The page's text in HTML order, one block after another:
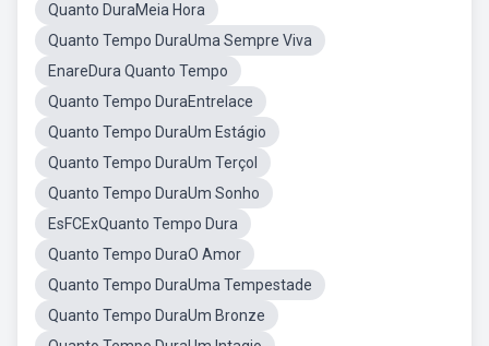
Quanto DuraMeia Hora
Quanto Tempo DuraUma Sempre Viva
EnareDura Quanto Tempo
Quanto Tempo DuraEntrelace
Quanto Tempo DuraUm Estágio
Quanto Tempo DuraUm Terçol
Quanto Tempo DuraUm Sonho
EsFCExQuanto Tempo Dura
Quanto Tempo DuraO Amor
Quanto Tempo DuraUma Tempestade
Quanto Tempo DuraUm Bronze